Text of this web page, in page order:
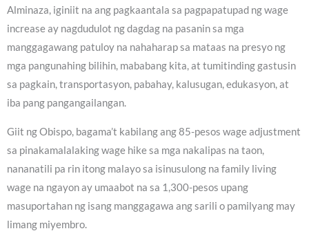
Alminaza, iginiit na ang pagkaantala sa pagpapatupad ng wage
increase ay nagdudulot ng dagdag na pasanin sa mga
manggagawang patuloy na nahaharap sa mataas na presyo ng
mga pangunahing bilihin, mababang kita, at tumitinding gastusin
sa pagkain, transportasyon, pabahay, kalusugan, edukasyon, at
iba pang pangangailangan.
Giit ng Obispo, bagama’t kabilang ang 85-pesos wage adjustment
sa pinakamalalaking wage hike sa mga nakalipas na taon,
nananatili pa rin itong malayo sa isinusulong na family living
wage na ngayon ay umaabot na sa 1,300-pesos upang
masuportahan ng isang manggagawa ang sarili o pamilyang may
limang miyembro.